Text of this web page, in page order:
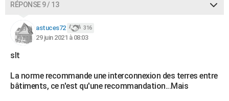
RÉPONSE 9 / 13
astuces72 316
29 juin 2021 à 08:03
slt
La norme recommande une interconnexion des terres entre
bâtiments, ce n'est qu'une recommandation...Mais